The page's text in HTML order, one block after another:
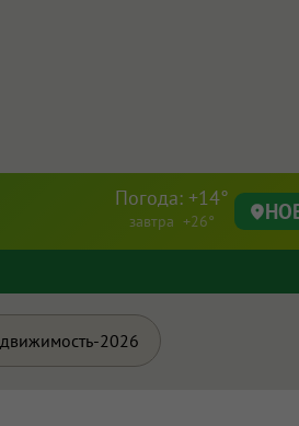
Погода: +14°
завтра +26°
2026